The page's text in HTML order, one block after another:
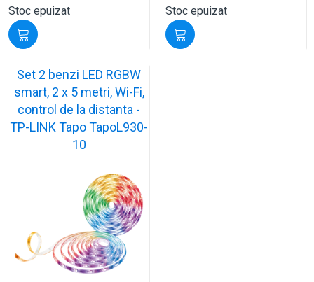
Stoc epuizat Stoc epuizat
Set 2 benzi LED RGBW
smart, 2 x 5 metri, Wi-Fi,
control de la distanta -
TP-LINK Tapo TapoL930-
10